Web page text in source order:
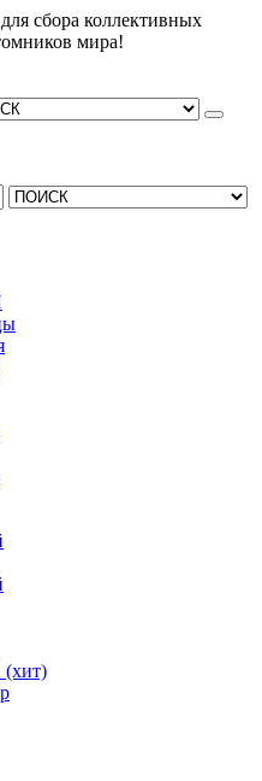
сбора коллективных
мира!
(хит)